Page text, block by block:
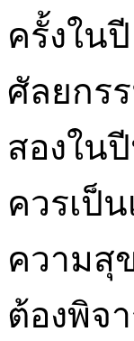
ครั้งใน
ศัลยกร
สองใน
ควรเป็
ความสุ
ต้องพิจ